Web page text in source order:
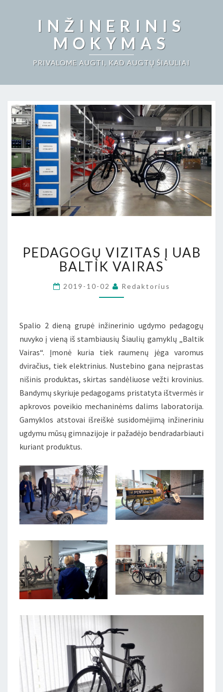
INŽINERINIS
MOKYMAS
PRIVALOME AUGTI, KAD AUGTŲ ŠIAULIAI
VIZITAS
Į
UAB
BALTIK
VAIRAS
PEDAGOGŲ VIZITAS Į UAB
BALTIK VAIRAS
2019-10-02 Redaktorius
Spalio 2 dieną grupė inžinerinio ugdymo pedagogų
nuvyko į vieną iš stambiausių Šiaulių gamyklų „Baltik
Vairas“. Įmonė kuria tiek raumenų jėga varomus
dviračius, tiek elektrinius. Nustebino gana neįprastas
nišinis produktas, skirtas sandėliuose vežti krovinius.
Bandymų skyriuje pedagogams pristatyta ištvermės ir
apkrovos poveikio mechaninėms dalims laboratorija.
Gamyklos atstovai išreiškė susidomėjimą inžineriniu
ugdymu mūsų gimnazijoje ir pažadėjo bendradarbiauti
kuriant produktus.